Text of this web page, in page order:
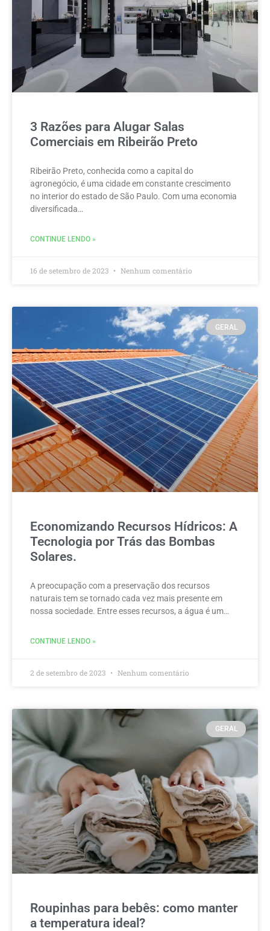
3 Razões para Alugar Salas
Comerciais em Ribeirão Preto
Ribeirão Preto, conhecida como a capital do
agronegócio, é uma cidade em constante crescimento
no interior do estado de São Paulo. Com uma economia
diversificada…
CONTINUE LENDO »
16 de setembro de 2023 Nenhum comentário
GERAL
Economizando Recursos Hídricos: A
Tecnologia por Trás das Bombas
Solares.
A preocupação com a preservação dos recursos
naturais tem se tornado cada vez mais presente em
nossa sociedade. Entre esses recursos, a água é um…
CONTINUE LENDO »
2 de setembro de 2023 Nenhum comentário
GERAL
Roupinhas para bebês: como manter
a temperatura ideal?